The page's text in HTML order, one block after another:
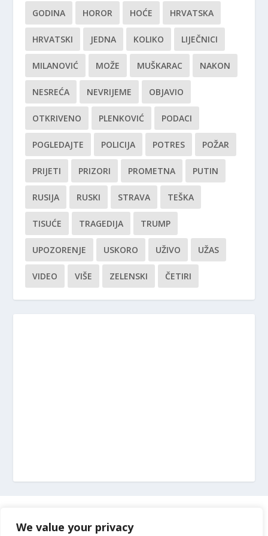
We value your privacy
GODINA HOROR HOĆE HRVATSKA
HRVATSKI JEDNA KOLIKO LIJEČNICI
MILANOVIĆ MOŽE MUŠKARAC NAKON
NESREĆA NEVRIJEME OBJAVIO
OTKRIVENO PLENKOVIĆ PODACI
POGLEDAJTE POLICIJA POTRES POŽAR
PRIJETI PRIZORI PROMETNA PUTIN
RUSIJA RUSKI STRAVA TEŠKA
TISUĆE TRAGEDIJA TRUMP
UPOZORENJE USKORO UŽIVO UŽAS
VIDEO VIŠE ZELENSKI ČETIRI